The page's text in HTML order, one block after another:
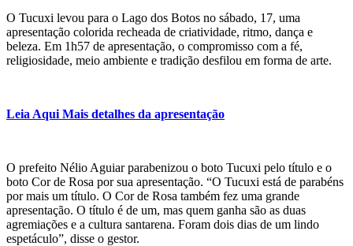
O Tucuxi levou para o Lago dos Botos no sábado, 17, uma
apresentação colorida recheada de criatividade, ritmo, dança e
beleza. Em 1h57 de apresentação, o compromisso com a fé,
religiosidade, meio ambiente e tradição desfilou em forma de arte.
Leia Aqui Mais detalhes da apresentação
O prefeito Nélio Aguiar parabenizou o boto Tucuxi pelo título e o
boto Cor de Rosa por sua apresentação. “O Tucuxi está de parabéns
por mais um título. O Cor de Rosa também fez uma grande
apresentação. O título é de um, mas quem ganha são as duas
agremiações e a cultura santarena. Foram dois dias de um lindo
espetáculo”, disse o gestor.